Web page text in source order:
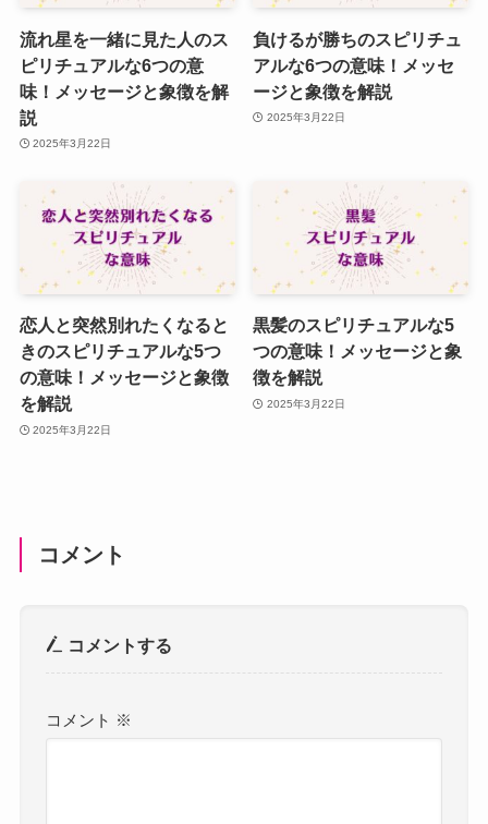
流れ星を一緒に見た人のス
ピリチュアルな6つの意
味！メッセージと象徴を解
説
2025年3月22日
負けるが勝ちのスピリチュ
アルな6つの意味！メッセ
ージと象徴を解説
2025年3月22日
恋人と突然別れたくなると
きのスピリチュアルな5つ
の意味！メッセージと象徴
を解説
2025年3月22日
黒髪のスピリチュアルな5
つの意味！メッセージと象
徴を解説
2025年3月22日
コメント
コメントする
コメント ※